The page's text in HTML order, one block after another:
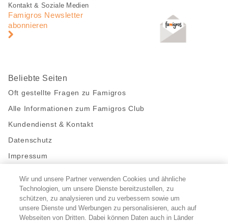
Fusszeile
Fusszeile
Navigation
Kontakt & Soziale Medien
Famigros Newsletter
abonnieren
Beliebte Seiten
Oft gestellte Fragen zu Famigros
Alle Informationen zum Famigros Club
Kundendienst & Kontakt
Datenschutz
Impressum
Bleibe mit uns in Kontakt
Facebook
https://twitter.com/migros
https://www.youtube.com/user/
PinterestInstagram
Wir und unsere Partner verwenden Cookies und ähnliche
Technologien, um unsere Dienste bereitzustellen, zu
schützen, zu analysieren und zu verbessern sowie um
unsere Dienste und Werbungen zu personalisieren, auch auf
Webseiten von Dritten. Dabei können Daten auch in Länder